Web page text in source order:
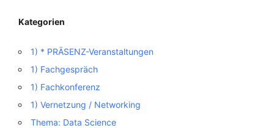
Kategorien
1) * PRÄSENZ-Veranstaltungen
1) Fachgespräch
1) Fachkonferenz
1) Vernetzung / Networking
Thema: Data Science